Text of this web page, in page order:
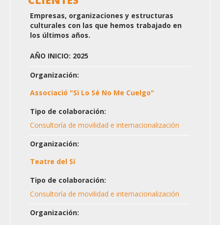
Empresas, organizaciones y estructuras
culturales con las que hemos trabajado en
los últimos años.
AÑO INICIO: 2025
Organización:
Associació "Si Lo Sé No Me Cuelgo"
Tipo de colaboración:
Consultoría de movilidad e internacionalización
Organización:
Teatre del Sí
Tipo de colaboración:
Consultoría de movilidad e internacionalización
Organización: